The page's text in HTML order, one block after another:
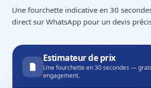
Une fourchette indicative en 30
direct sur WhatsApp pour un devis
Estimateur de prix
Une fourchette en 30 secondes —
engagement.